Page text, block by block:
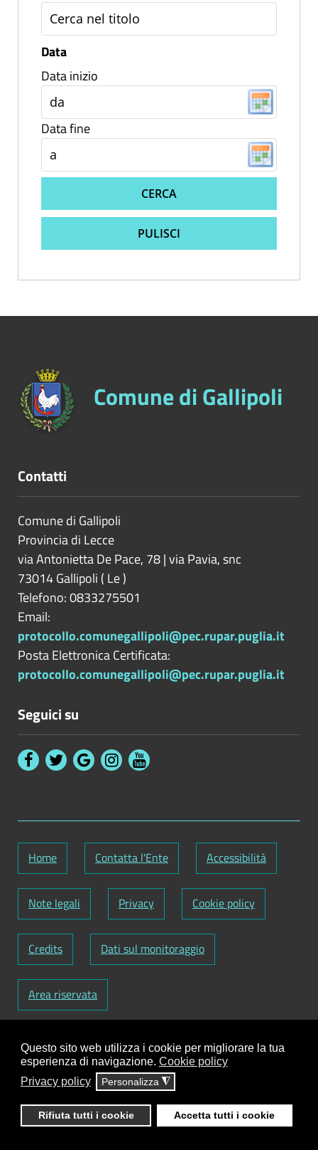
Questo sito web utilizza i cookie per migliorare la tua
esperienza di navigazione. Cookie policy
Privacy policy
Personalizza ◮
Rifiuta tutti i cookie Accetta tutti i cookie
Data
Data inizio
Data fine
CERCA
PULISCI
Comune di Gallipoli
Contatti
Comune di Gallipoli
Provincia di Lecce
via Antonietta De Pace, 78 | via Pavia, snc
73014Gallipoli ( Le)
Telefono: 0833275501
Email:
protocollo.comunegallipoli@pec.rupar.puglia.it
Posta Elettronica Certificata:
protocollo.comunegallipoli@pec.rupar.puglia.it
Seguici su
Home Contatta l'Ente Accessibilità
Note legali Privacy Cookie policy
Credits Dati sul monitoraggio
Area riservata
Codice Fiscale: 82000090751-Partita IVA:
01129720759-Codice Fatturazione elettronica:
UFY1HC
contenuti:Antonio Scrimitore